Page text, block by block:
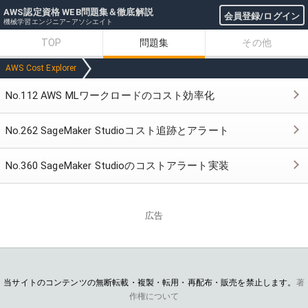
AWS認定資格 WEB問題集＆徹底解説 会員登録/ログイン
機械学習エンジニア–アソシエイト
TOP 問題集 その他
AWS Cost Explorer
No.112 AWS MLワークロードのコスト効率化
No.262 SageMaker Studioコスト追跡とアラート
No.360 SageMaker Studioのコストアラート実装
広告
当サイトのコンテンツの無断転載・複製・転用・再配布・販売を禁止します。 著
作権について